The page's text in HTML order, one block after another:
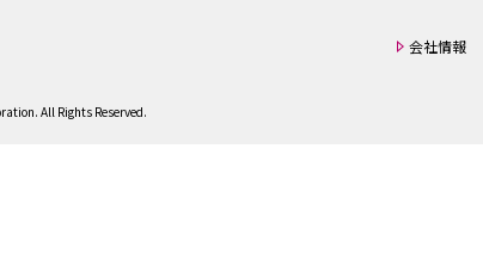
会社情報
All Rights Reserved.